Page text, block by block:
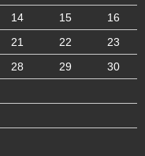
14 15
16
21 22
23
28 29
30